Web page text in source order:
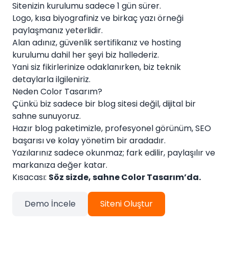
Sitenizin kurulumu sadece 1 gün sürer.
Logo, kısa biyografiniz ve birkaç yazı örneği
paylaşmanız yeterlidir.
Alan adınız, güvenlik sertifikanız ve hosting
kurulumu dahil her şeyi biz hallederiz.
Yani siz fikirlerinize odaklanırken, biz teknik
detaylarla ilgileniriz.
Neden Color Tasarım?
Çünkü biz sadece bir blog sitesi değil, dijital bir
sahne sunuyoruz.
Hazır blog paketimizle, profesyonel görünüm, SEO
başarısı ve kolay yönetim bir aradadır.
Yazılarınız sadece okunmaz; fark edilir, paylaşılır ve
markanıza değer katar.
Kısacası: Söz sizde, sahne Color Tasarım’da.
Demo İncele Siteni Oluştur